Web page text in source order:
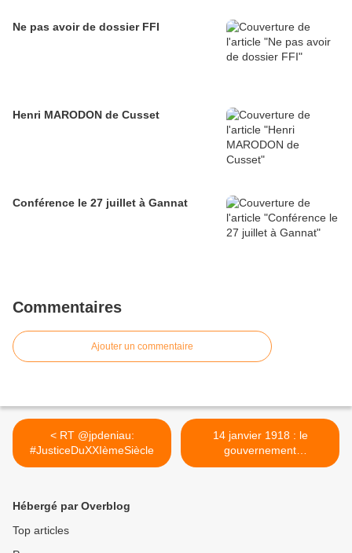
Ne pas avoir de dossier FFI
Henri MARODON de Cusset
Conférence le 27 juillet à Gannat
Commentaires
Ajouter un commentaire
< RT @jpdeniau:
#JusticeDuXXIèmeSiècle
14 janvier 1918 : le
gouvernement
révolutionnaire russe
Hébergé par Overblog
Top articles